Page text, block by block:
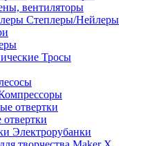
вентиляторы
Степлеры/Нейлеры
Тросы
Электрорубанки